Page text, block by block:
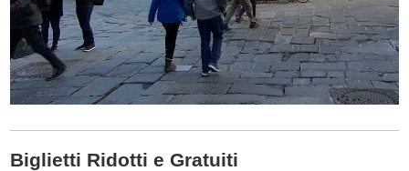
Biglietti Ridotti e Gratuiti